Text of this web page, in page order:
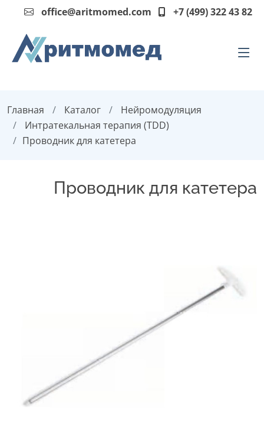
office@aritmomed.com +7 (499) 322 43 82
Главная Каталог
Нейромодуляция
Интратекальная терапия (TDD)
Проводник для катетера
Проводник для катетера